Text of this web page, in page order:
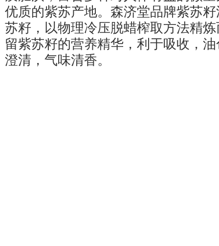
优质的紫苏产地。森济堂品牌紫苏
苏籽，以物理冷压脱蜡榨取方法精
留紫苏籽的营养精华，利于吸收，
澄清，气味清香。